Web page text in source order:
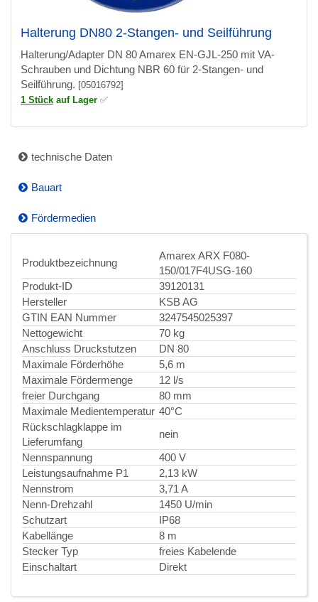
Halterung DN80 2-Stangen- und Seilführung
Halterung/Adapter DN 80 Amarex EN-GJL-250 mit VA-
Schrauben und Dichtung NBR 60 für 2-Stangen- und
Seilführung. [05016792]
1 Stück auf Lager ✅
technische Daten
Bauart
Fördermedien
Produktbezeichnung
Amarex ARX F080-
150/017F4USG-160
Produkt-ID
39120131
Hersteller
KSB AG
GTIN EAN Nummer
3247545025397
Nettogewicht
70 kg
Anschluss Druckstutzen
DN 80
Maximale Förderhöhe
5,6 m
Maximale Fördermenge
12 l/s
freier Durchgang
80 mm
Maximale Medientemperatur 40°C
Rückschlagklappe im
Lieferumfang
nein
Nennspannung
400 V
Leistungsaufnahme P1
2,13 kW
Nennstrom
3,71 A
Nenn-Drehzahl
1450 U/min
Schutzart
IP68
Kabellänge
8 m
Stecker Typ
freies Kabelende
Einschaltart
Direkt